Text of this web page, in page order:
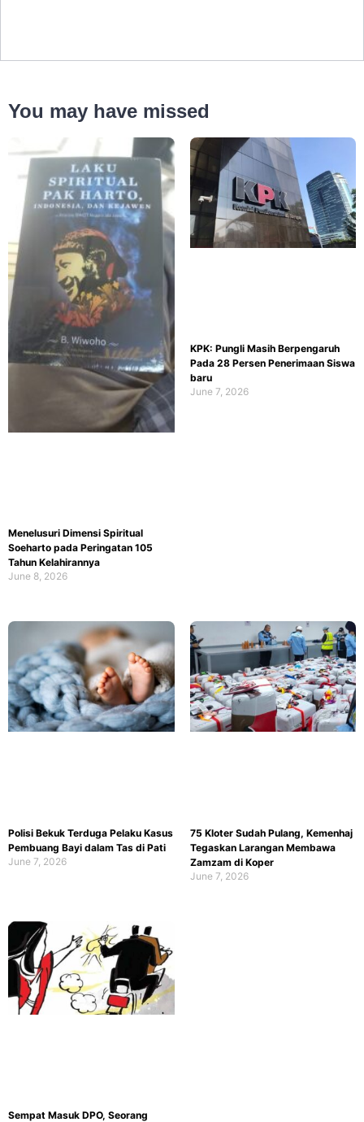
You may have missed
Menelusuri Dimensi Spiritual
Soeharto pada Peringatan 105
Tahun Kelahirannya
June 8, 2026
KPK: Pungli Masih Berpengaruh
Pada 28 Persen Penerimaan Siswa
baru
June 7, 2026
Polisi Bekuk Terduga Pelaku Kasus
Pembuang Bayi dalam Tas di Pati
June 7, 2026
75 Kloter Sudah Pulang, Kemenhaj
Tegaskan Larangan Membawa
Zamzam di Koper
June 7, 2026
Sempat Masuk DPO, Seorang